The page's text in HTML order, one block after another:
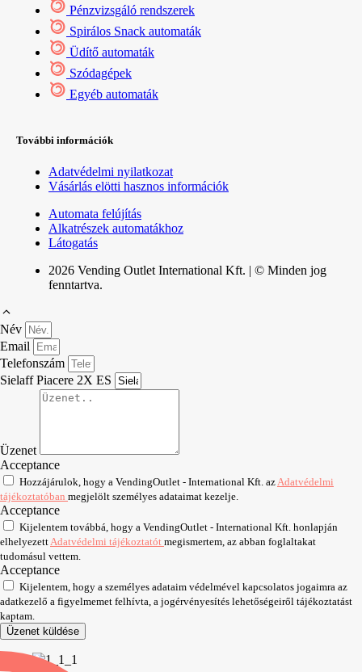
Pénzvizsgáló rendszerek
Spirálos Snack automaták
Üdítő automaták
Szódagépek
Egyéb automaták
További információk
Adatvédelmi nyilatkozat
Vásárlás elötti hasznos információk
Automata felújítás
Alkatrészek automatákhoz
Látogatás
2026 Vending Outlet International Kft. | © Minden jog
fenntartva.
Név
Email
Telefonszám
Sielaff Piacere 2X ES
Üzenet
Acceptance
Hozzájárulok, hogy a VendingOutlet - International Kft. az Adatvédelmi
tájékoztatóban megjelölt személyes adataimat kezelje.
Acceptance
Kijelentem továbbá, hogy a VendingOutlet - International Kft. honlapján
elhelyezett Adatvédelmi tájékoztatót megismertem, az abban foglaltakat
tudomásul vettem.
Acceptance
Kijelentem, hogy a személyes adataim védelmével kapcsolatos jogaimra az
adatkezelő a figyelmemet felhívta, a jogérvényesítés lehetőségeiről tájékoztatást
kaptam.
Üzenet küldése